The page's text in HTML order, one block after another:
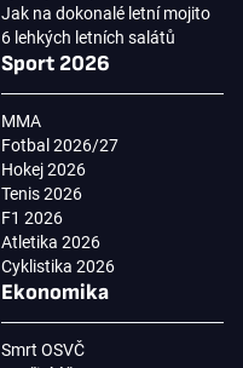
Jak na dokonalé letní mojito
6 lehkých letních salátů
Sport 2026
MMA
Fotbal 2026/27
Hokej 2026
Tenis 2026
F1 2026
Atletika 2026
Cyklistika 2026
Ekonomika
Smrt OSVČ